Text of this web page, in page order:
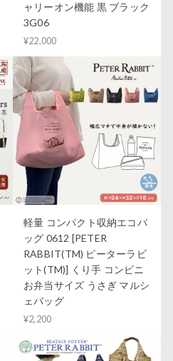
ャリーオン機能 黒 ブラック
3G06
¥22,000
軽量 コンパクト収納エコバ
ッグ 0612 [PETER
RABBIT(TM) ピーターラビ
ット(TM)] くり手 コンビニ
お弁当サイズ うさぎ マルシ
ェバッグ
¥2,200